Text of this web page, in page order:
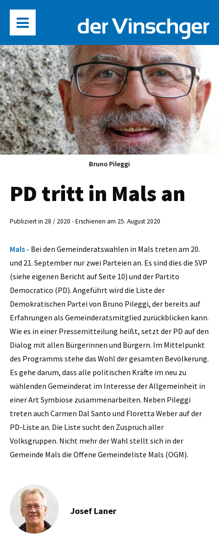
Bruno Pileggi
PD tritt in Mals an
Publiziert in 28 / 2020 - Erschienen am 25. August 2020
Mals - Bei den Gemeinderatswahlen in Mals treten am 20.
und 21. September nur zwei Parteien an. Es sind dies die SVP
(siehe eigenen Bericht auf Seite 10) und der Partito
Democratico (PD). Angeführt wird die Liste der
Demokratischen Partei von Bruno Pileggi, der bereits auf
Erfahrungen als Gemeinderatsmitglied zurückblicken kann.
Wie es in einer Pressemitteilung heißt, setzt der PD auf den
Dialog mit allen Bürgerinnen und Bürgern. Im Mittelpunkt
des Programms stehe das Wohl der gesamten Bevölkerung.
Es gehe darum, dass alle politischen Kräfte im neu zu
wählenden Gemeinderat im Interesse der Allgemeinheit in
einer Art Symbiose zusammenarbeiten. Neben Pileggi
treten auch Carmen Dal Santo und Floretta Weber auf der
PD-Liste an. Die Liste sucht den Zuspruch aller
Volksgruppen. Nicht mehr der Wahl stellt sich in der
Gemeinde Mals die Offene Gemeindeliste Mals (OGM).
Josef Laner